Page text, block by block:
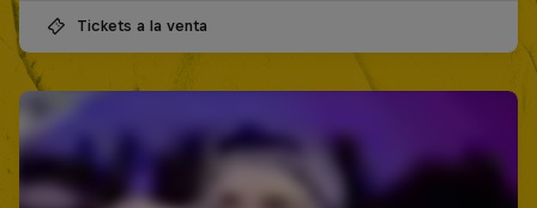
Tickets a la venta